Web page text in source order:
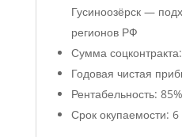
Гусиноозёрск —
регионов РФ
Сумма
Годовая чистая
Рентабельность: 85%
Срок окупаемости: